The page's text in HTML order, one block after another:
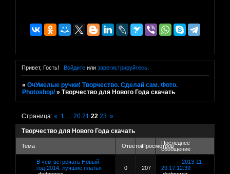
Привет, Гость! Войдитеили зарегистрируйтесь.
»ОчУмелые ручки! Творчество. Сделай сам. Фото.
Photoshop/ »Творчество для Нового Года скачать
Творчество для Нового Года скачать
Страница:« 1 20 21 22 23 »
Тема ОтветовПросмотровПоследнее
сообщение
В чем встречать Новый
год-2014: лучшие платья
0 207
2013-11-
29 17:12:39